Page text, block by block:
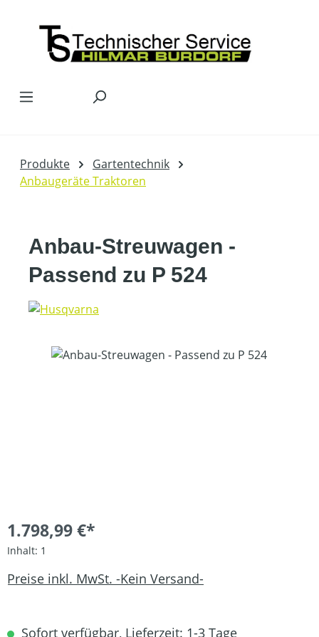
Produkte
Gartentechnik
Anbaugeräte Traktoren
Anbau-Streuwagen -
Passend zu P 524
Bildergalerie überspringen
1.798,99 €*
Inhalt: 1
Preise inkl. MwSt. -Kein Versand-
Sofort verfügbar, Lieferzeit: 1-3 Tage